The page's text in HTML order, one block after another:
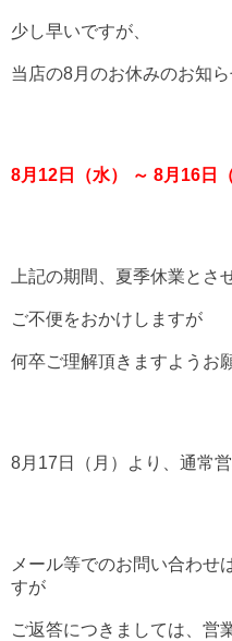
少し早いですが、
当店の8月のお休みのお知
8月12日（水） ～ 8月16日（
上記の期間、夏季休業とさ
ご不便をおかけしますが
何卒ご理解頂きますようお
8月17日（月）より、通常営
メール等でのお問い合わせ
すが
ご返答につきましては、営